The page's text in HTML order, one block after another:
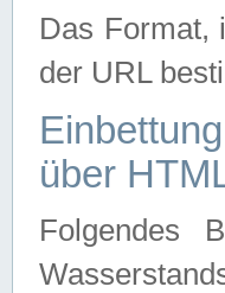
Das Format,
der URL
über
Folgendes